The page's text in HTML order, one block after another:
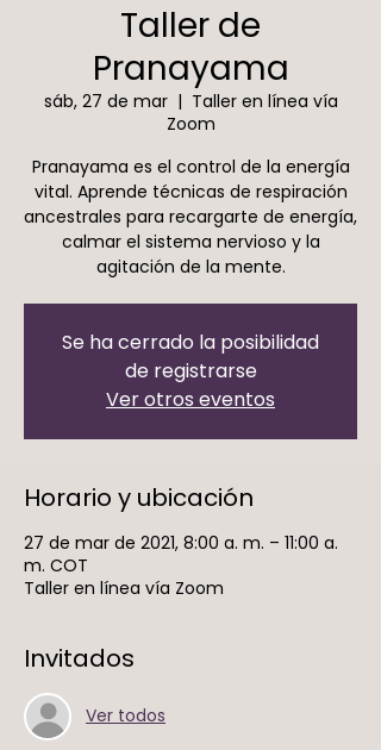
Taller de
Pranayama
sáb, 27 de mar
  |
Taller en línea vía
Zoom
Pranayama es el control de la energía
vital. Aprende técnicas de respiración
ancestrales para recargarte de energía,
calmar el sistema nervioso y la
agitación de la mente.
Se ha cerrado la posibilidad
de registrarse
Ver otros eventos
Horario y ubicación
27 de mar de 2021, 8:00 a. m. – 11:00 a.
m. COT
Taller en línea vía Zoom
Invitados
Ver todos